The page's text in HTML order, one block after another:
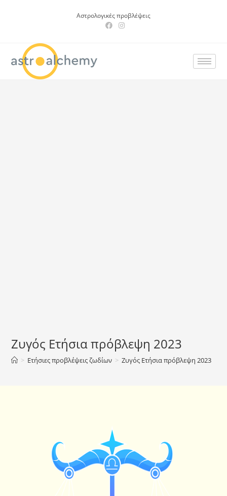
Αστρολογικές προβλέψεις
Ζυγός Ετήσια πρόβλεψη 2023
> Ετήσιες προβλέψεις ζωδίων > Ζυγός Ετήσια πρόβλεψη 2023